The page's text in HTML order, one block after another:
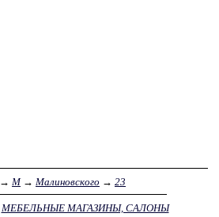
→ М→ Малиновского → 23
МЕБЕЛЬНЫЕ МАГАЗИНЫ, САЛОНЫ